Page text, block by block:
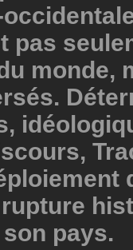
pas
monde,
pays.